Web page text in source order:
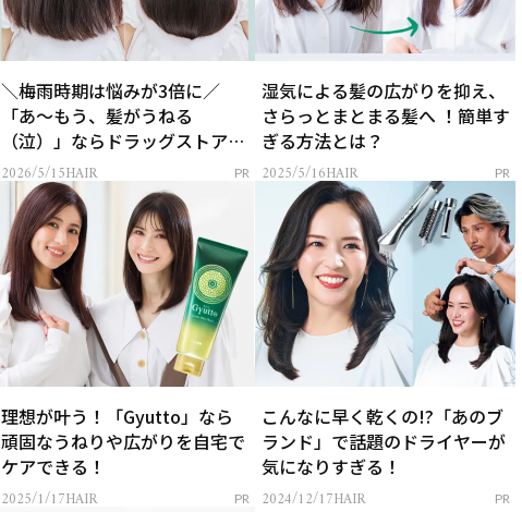
＼梅雨時期は悩みが3倍に／
「あ～もう、髪がうねる
（泣）」ならドラッグストアで
すぐ買える噂のヘアマスク！
2026/5/15HAIR PR
湿気による髪の広がりを抑え、
さらっとまとまる髪へ ！簡単す
ぎる方法とは？
2025/5/16HAIR PR
理想が叶う！「Gyutto」なら
頑固なうねりや広がりを自宅で
ケアできる！
2025/1/17HAIR PR
こんなに早く乾くの!?「あのブ
ランド」で話題のドライヤーが
気になりすぎる！
2024/12/17HAIR PR